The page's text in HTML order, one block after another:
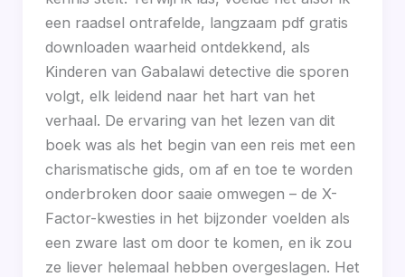
een raadsel ontrafelde, langzaam pdf gratis
downloaden waarheid ontdekkend, als
Kinderen van Gabalawi detective die sporen
volgt, elk leidend naar het hart van het
verhaal. De ervaring van het lezen van dit
boek was als het begin van een reis met een
charismatische gids, om af en toe te worden
onderbroken door saaie omwegen – de X-
Factor-kwesties in het bijzonder voelden als
een zware last om door te komen, en ik zou
ze liever helemaal hebben overgeslagen. Het